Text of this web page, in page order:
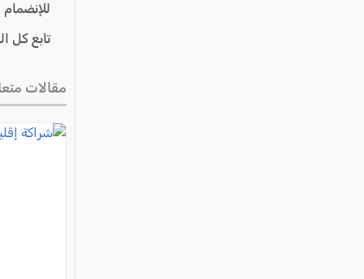
تابع كل
مقالات